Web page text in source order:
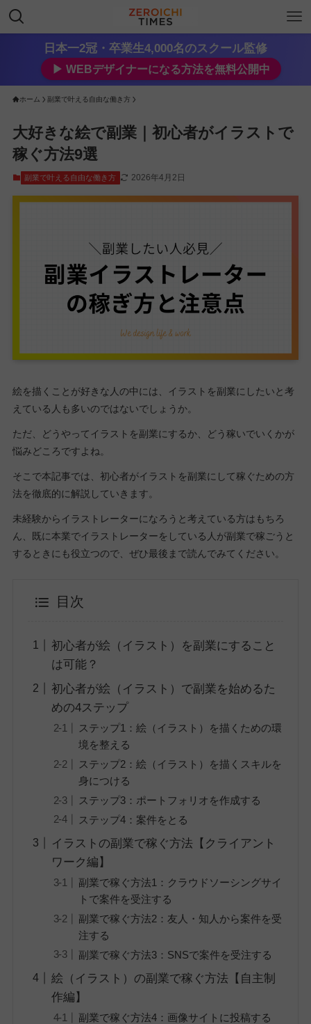
日本一2冠・卒業生4,000名のスクール監修
▶︎ WEBデザイナーになる方法を無料公開中
ホーム 副業で叶える自由な働き方
大好きな絵で副業｜初心者がイラストで
稼ぐ方法9選
副業で叶える自由な働き方 2026年4月2日
絵を描くことが好きな人の中には、イラストを副業にしたいと考
えている人も多いのではないでしょうか。
ただ、どうやってイラストを副業にするか、どう稼いでいくかが
悩みどころですよね。
そこで本記事では、初心者がイラストを副業にして稼ぐための方
法を徹底的に解説していきます。
未経験からイラストレーターになろうと考えている方はもちろ
ん、既に本業でイラストレーターをしている人が副業で稼ごうと
するときにも役立つので、ぜひ最後まで読んでみてください。
目次
初心者が絵（イラスト）を副業にすること
は可能？
初心者が絵（イラスト）で副業を始めるた
めの4ステップ
ステップ1：絵（イラスト）を描くための環
境を整える
ステップ2：絵（イラスト）を描くスキルを
身につける
ステップ3：ポートフォリオを作成する
ステップ4：案件をとる
イラストの副業で稼ぐ方法【クライアント
ワーク編】
副業で稼ぐ方法1：クラウドソーシングサイ
トで案件を受注する
副業で稼ぐ方法2：友人・知人から案件を受
注する
副業で稼ぐ方法3：SNSで案件を受注する
絵（イラスト）の副業で稼ぐ方法【自主制
作編】
副業で稼ぐ方法4：画像サイトに投稿する